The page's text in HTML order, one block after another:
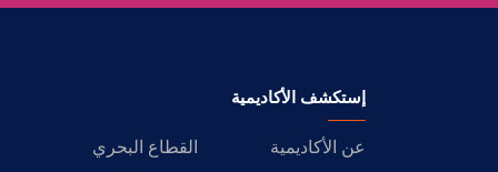
إستكشف الأكاديمية
عن الأكاديمية
القطاع البحري